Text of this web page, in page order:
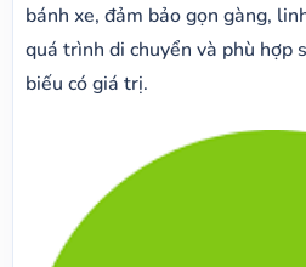
bánh xe, đảm bảo gọn gàng,
quá trình di chuyển và phù hợp
biếu có giá trị.